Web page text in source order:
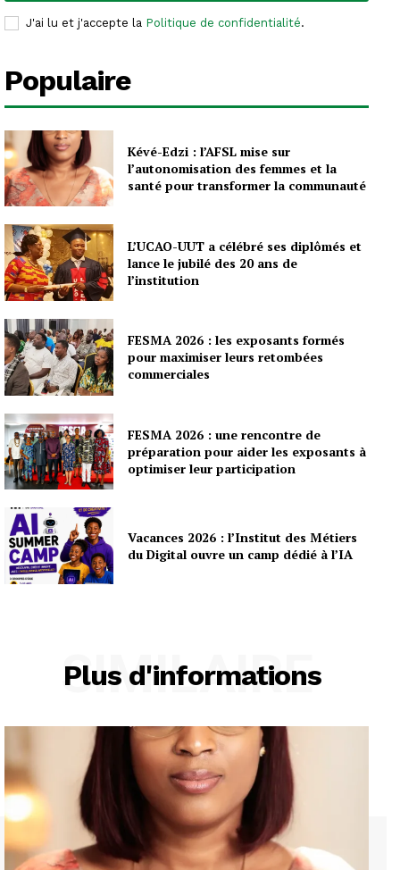
J'ai lu et j'accepte la Politique de confidentialité.
Populaire
Kévé-Edzi : l’AFSL mise sur
l’autonomisation des femmes et la
santé pour transformer la communauté
L’UCAO-UUT a célébré ses diplômés et
lance le jubilé des 20 ans de
l’institution
FESMA 2026 : les exposants formés
pour maximiser leurs retombées
commerciales
FESMA 2026 : une rencontre de
préparation pour aider les exposants à
optimiser leur participation
Vacances 2026 : l’Institut des Métiers
du Digital ouvre un camp dédié à l’IA
Plus d'informations
SIMILAIRE